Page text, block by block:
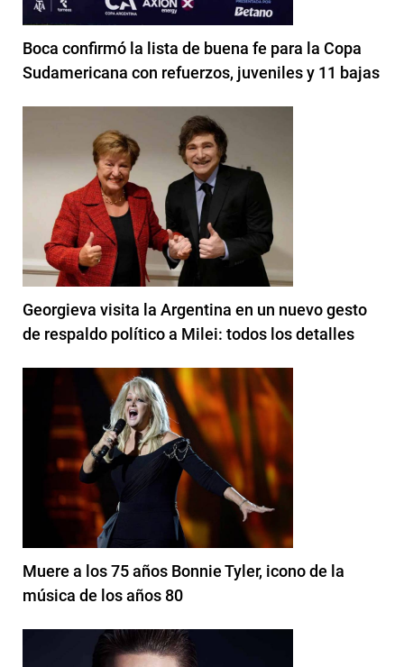
Boca confirmó la lista de buena fe para la Copa
Sudamericana con refuerzos, juveniles y 11 bajas
Georgieva visita la Argentina en un nuevo gesto
de respaldo político a Milei: todos los detalles
Muere a los 75 años Bonnie Tyler, icono de la
música de los años 80